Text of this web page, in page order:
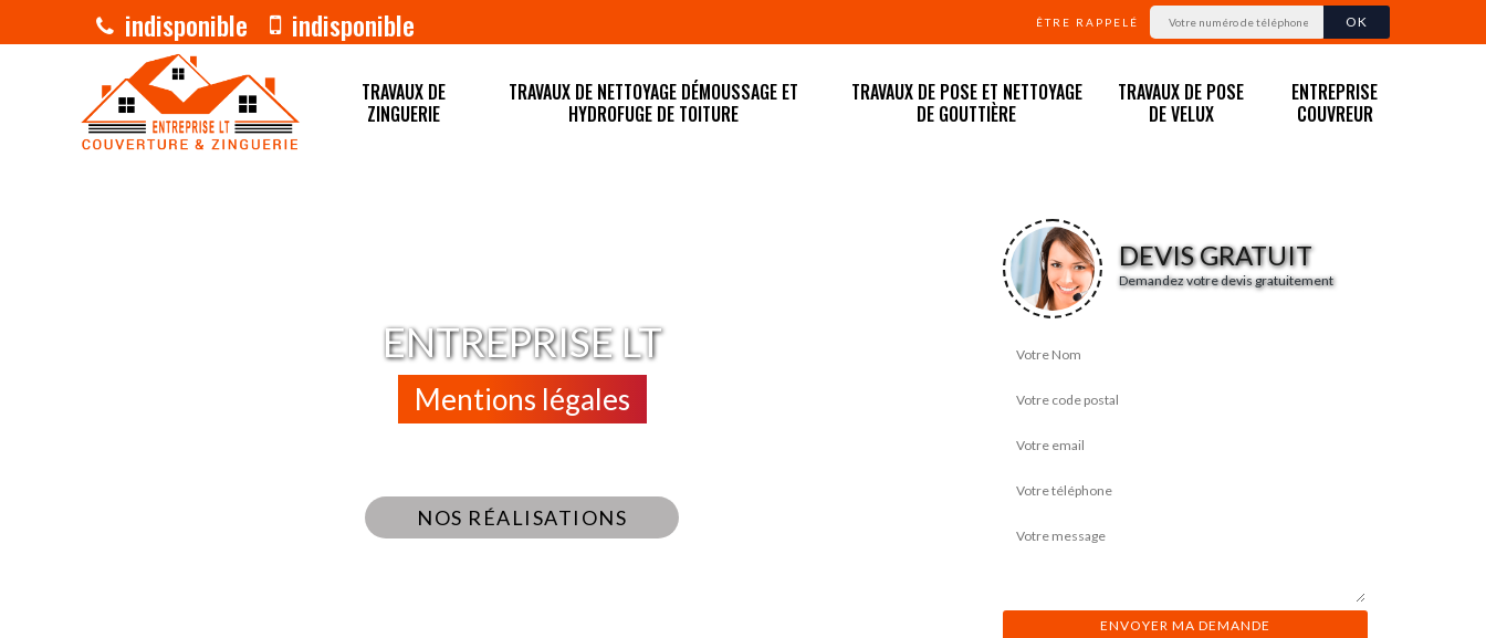
indisponible indisponible ÊTRE RAPPELÉ
TRAVAUX DE
ZINGUERIE
TRAVAUX DE NETTOYAGE DÉMOUSSAGE ET
HYDROFUGE DE TOITURE
TRAVAUX DE POSE ET NETTOYAGE
DE GOUTTIÈRE
TRAVAUX DE POSE
DE VELUX
ENTREPRISE
COUVREUR
ENTREPRISE LT
Mentions légales
NOS RÉALISATIONS
DEVIS GRATUIT
Demandez votre devis gratuitement